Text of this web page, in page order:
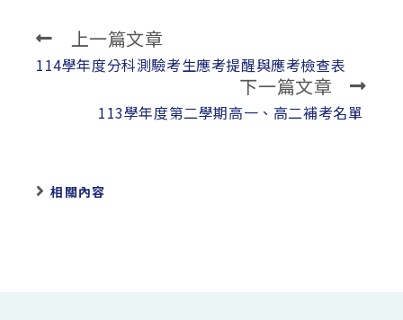
Read
more
上一篇文章
114學年度分科測驗考生應考提醒與應考檢查表
下一篇文章
113學年度第二學期高一、高二補考名單
相關內容